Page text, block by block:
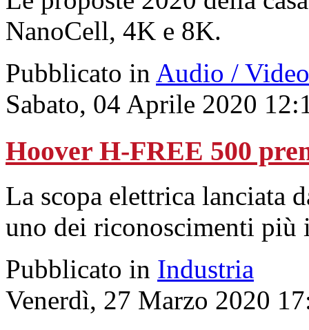
NanoCell, 4K e 8K.
Pubblicato in Audio / Video
Sabato, 04 Aprile 2020
Hoover H-FREE 500
La scopa elettrica lanciata
uno dei riconoscimenti più
Pubblicato in Industria
Venerdì, 27 Marzo 2020